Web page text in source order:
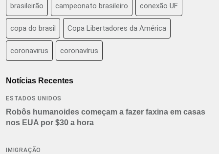
brasileirão campeonato brasileiro conexão UF
copa do brasil Copa Libertadores da América
coronavirus coronavírus
Notícias Recentes
ESTADOS UNIDOS
Robôs humanoides começam a fazer faxina em casas
nos EUA por $30 a hora
IMIGRAÇÃO